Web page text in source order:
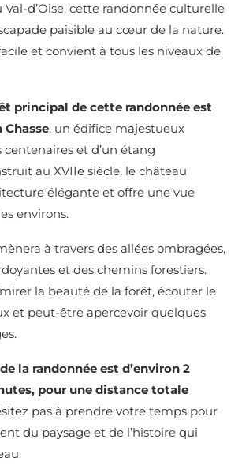
d’Oise, cette randonnée culturelle
paisible au cœur de la nature.
et convient à tous les niveaux de
principal de cette randonnée est
Chasse, un édifice majestueux
centenaires et d’un étang
au XVIIe siècle, le château
élégante et offre une vue
environs.
à travers des allées ombragées,
et des chemins forestiers.
la beauté de la forêt, écouter le
et peut-être apercevoir quelques
la randonnée est d’environ 2
pour une distance totale
pas à prendre votre temps pour
du paysage et de l’histoire qui